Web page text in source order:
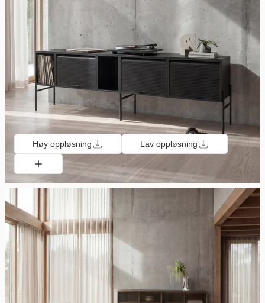
Høy oppløsning Lav oppløsning